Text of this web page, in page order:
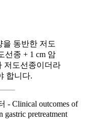
을 동반한 저도
선종 + 1 cm 암
저도선종이더라
합니다.
- Clinical outcomes of
pretreatment